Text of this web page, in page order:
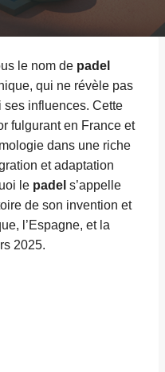
le nom de padel
qui ne révèle pas
ses influences. Cette
fulgurant en France et
dans une riche
et adaptation
le padel s’appelle
de son invention et
l’Espagne, et la
2025.